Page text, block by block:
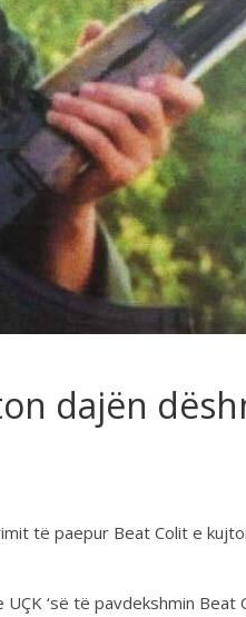
dajën
të paepur Beat Colit e
‘së të pavdekshmin Beat